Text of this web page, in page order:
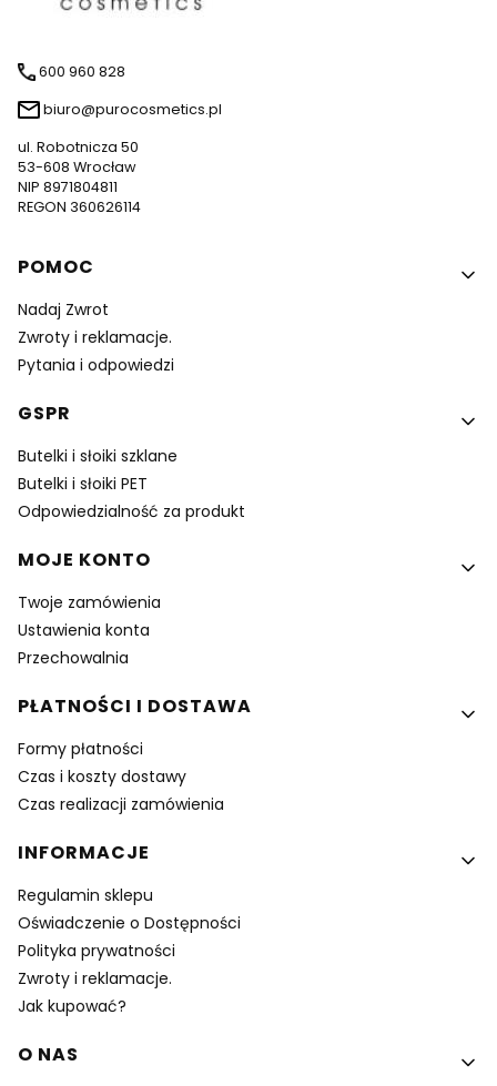
600 960 828
biuro@purocosmetics.pl
ul. Robotnicza 50
53-608 Wrocław
NIP 8971804811
REGON 360626114
Linki w stopce
POMOC
Nadaj Zwrot
Zwroty i reklamacje.
Pytania i odpowiedzi
GSPR
Butelki i słoiki szklane
Butelki i słoiki PET
Odpowiedzialność za produkt
MOJE KONTO
Twoje zamówienia
Ustawienia konta
Przechowalnia
PŁATNOŚCI I DOSTAWA
Formy płatności
Czas i koszty dostawy
Czas realizacji zamówienia
INFORMACJE
Regulamin sklepu
Oświadczenie o Dostępności
Polityka prywatności
Zwroty i reklamacje.
Jak kupować?
O NAS